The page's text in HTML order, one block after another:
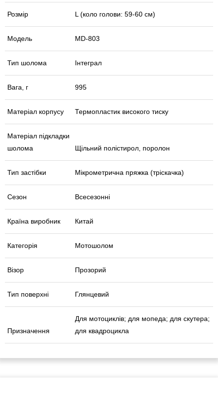
Розмір L (коло голови: 59-60 см)
Модель MD-803
Тип шолома Інтеграл
Вага, г 995
Матеріал корпусу Термопластик високого тиску
Матеріал підкладки
шолома
Щільний полістирол, поролон
Тип застібки Мікрометрична пряжка (тріскачка)
Сезон Всесезонні
Країна виробник Китай
Категорія Мотошолом
Візор Прозорий
Тип поверхні Глянцевий
Призначення
Для мотоциклів; для мопеда; для скутера;
для квадроцикла